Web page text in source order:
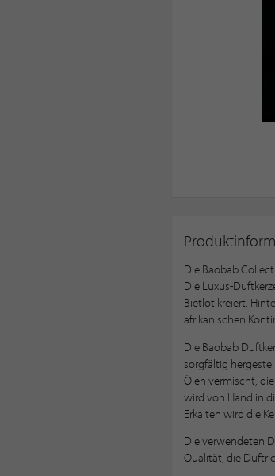
Die Baobab
Die Luxus-
Bietlot kreiert.
afrikanischen
Die Baobab
sorgfältig
Ölen vermischt,
wird von Hand in
Erkalten wird die
Die verwendeten
Qualität, die